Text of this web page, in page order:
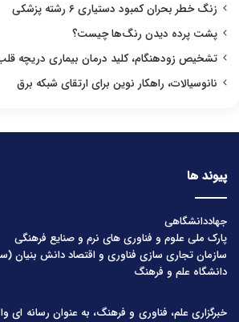
زنگ خطر بحران کمبود دستیاری ۶ رشته پزشکی
پشت پرده دیدن رنگ‌ها چیست؟
تشخیص زودهنگام، کلید درمان بیماری دریچه
نانوسیالات، راهکار نوین برای ارتقای شبکه برق
پیوند ها
جهاددانشگاهی
پارک ملی علوم و فناوری های نرم و صنایع فرهنگی
سازمان تجاری سازی فناوری و اقتصاد دانش بنیان
دانشگاه علم و فرهنگ
خبرگزاری علم، فناوری و فرهنگ، به عنوان رسانه ای